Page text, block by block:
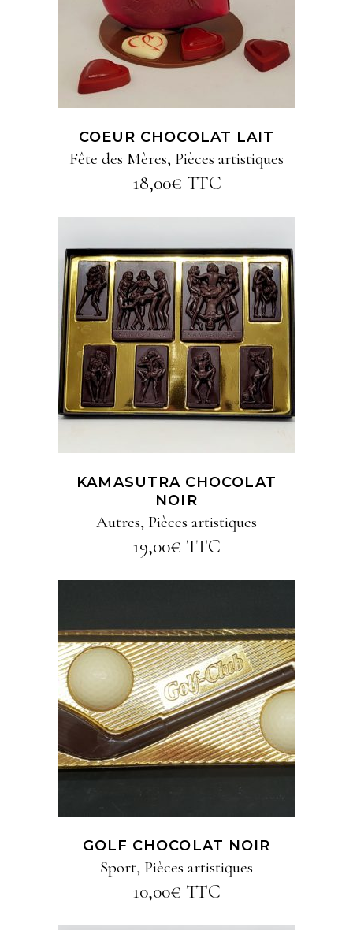
COEUR CHOCOLAT LAIT
Fête des Mères, Pièces artistiques
18,00€ TTC
AJOUTER AU PANIER
KAMASUTRA CHOCOLAT
NOIR
Autres, Pièces artistiques
19,00€ TTC
AJOUTER AU PANIER
GOLF CHOCOLAT NOIR
Sport, Pièces artistiques
10,00€ TTC